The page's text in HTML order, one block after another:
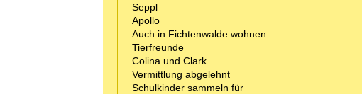
Seppl
Apollo
Auch in Fichtenwalde wohnen
Tierfreunde
Colina und Clark
Vermittlung abgelehnt
Schulkinder sammeln für